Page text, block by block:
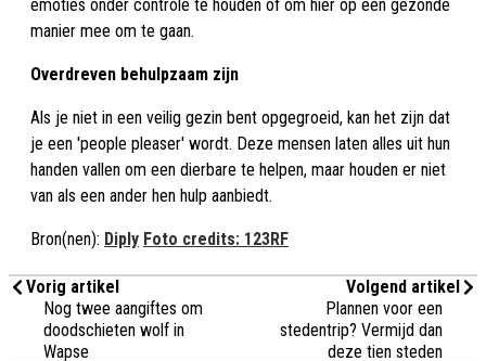
emoties onder controle te houden of om hier op een gezonde
manier mee om te gaan.
Overdreven behulpzaam zijn
Als je niet in een veilig gezin bent opgegroeid, kan het zijn dat
je een 'people pleaser' wordt. Deze mensen laten alles uit hun
handen vallen om een dierbare te helpen, maar houden er niet
van als een ander hen hulp aanbiedt.
Bron(nen): Diply Foto credits: 123RF
Vorig artikel
Nog twee aangiftes om
doodschieten wolf in
Wapse
Volgend artikel
Plannen voor een
stedentrip? Vermijd dan
deze tien steden